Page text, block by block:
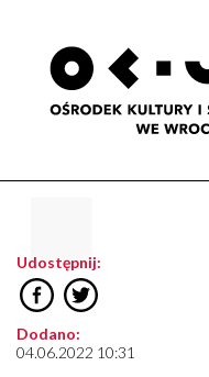
Udostępnij:
Dodano:
04.06.2022 10:31